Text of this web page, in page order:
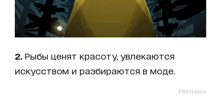
2. Рыбы ценят красоту, увлекаются
искусством и разбираются в моде.
Реклама